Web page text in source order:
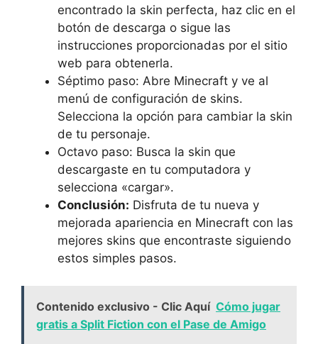
encontrado la skin perfecta,‍ haz⁤ clic en el
​botón de descarga ​o ⁢sigue las
instrucciones proporcionadas por el sitio‌
web para obtenerla.
Séptimo paso: Abre Minecraft y⁤ ve al
menú de configuración de skins. ​
Selecciona la opción para cambiar la skin
de tu personaje.
Octavo paso: Busca la skin que
descargaste en tu‌ computadora y
selecciona «cargar».
Conclusión: Disfruta de tu ‌nueva y
mejorada apariencia en Minecraft con las
mejores skins que encontraste siguiendo
estos simples ⁤pasos.
Contenido exclusivo - Clic Aquí Cómo jugar
gratis a Split Fiction con el Pase de Amigo